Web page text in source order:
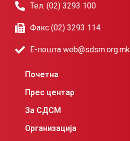
Тел. (02) 3293 100
Факс (02) 3293 114
Е-пошта web@sdsm.org.mk
Почетна
Прес центар
За СДСМ
Организација